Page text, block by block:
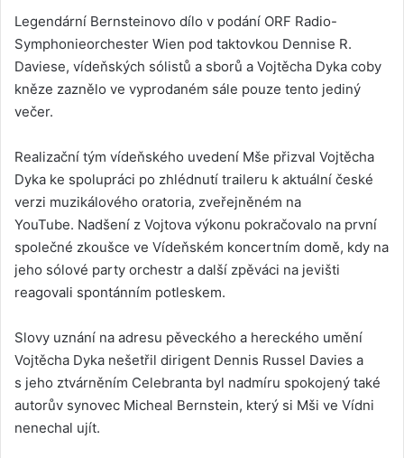
Legendární Bernsteinovo dílo v podání ORF Radio-
Symphonieorchester Wien pod taktovkou Dennise R.
Daviese, vídeňských sólistů a sborů a Vojtěcha Dyka coby
kněze zaznělo ve vyprodaném sále pouze tento jediný
večer.
Realizační tým vídeňského uvedení Mše přizval Vojtěcha
Dyka ke spolupráci po zhlédnutí traileru k aktuální české
verzi muzikálového oratoria, zveřejněném na
YouTube. Nadšení z Vojtova výkonu pokračovalo na první
společné zkoušce ve Vídeňském koncertním domě, kdy na
jeho sólové party orchestr a další zpěváci na jevišti
reagovali spontánním potleskem.
Slovy uznání na adresu pěveckého a hereckého umění
Vojtěcha Dyka nešetřil dirigent Dennis Russel Davies a
s jeho ztvárněním Celebranta byl nadmíru spokojený také
autorův synovec Micheal Bernstein, který si Mši ve Vídni
nenechal ujít.